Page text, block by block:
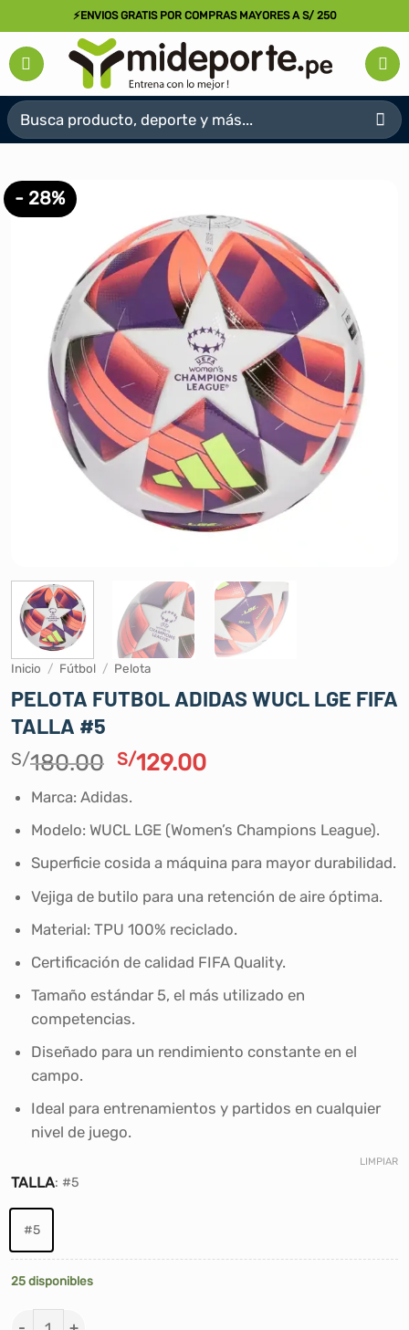
al
contenido
⚡ENVIOS GRATIS POR COMPRAS MAYORES A S/ 250
Buscar
por:
- 28%
Inicio / Fútbol / Pelota
PELOTA FUTBOL ADIDAS WUCL LGE FIFA
TALLA #5
S/180.00 El
original
era:
S/180.00.
S/129.00El
es:
S/129.00.
Marca: Adidas.
Modelo: WUCL LGE (Women’s Champions League).
Superficie cosida a máquina para mayor durabilidad.
Vejiga de butilo para una retención de aire óptima.
Material: TPU 100% reciclado.
Certificación de calidad FIFA Quality.
Tamaño estándar 5, el más utilizado en
competencias.
Diseñado para un rendimiento constante en el
campo.
Ideal para entrenamientos y partidos en cualquier
nivel de juego.
TALLA: #5
#5
LIMPIAR
25 disponibles
PELOTA FUTBOL ADIDAS WUCL LGE FIFA TALLA #5